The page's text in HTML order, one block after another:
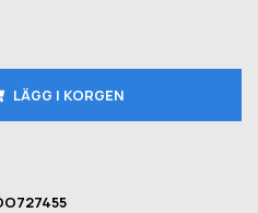
LÄGG I KORGEN